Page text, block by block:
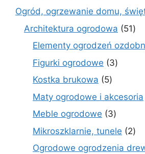
Ogród, ogrzewanie domu,
Architektura ogrodowa 5151
Elementy ogrodzeń
Figurki ogrodowe 33
Kostka brukowa 55
Maty ogrodowe i akcesoria
Meble ogrodowe 33
produkty
Mikroszklarnie, tunele 22
Ogrodowe ogrodzenia